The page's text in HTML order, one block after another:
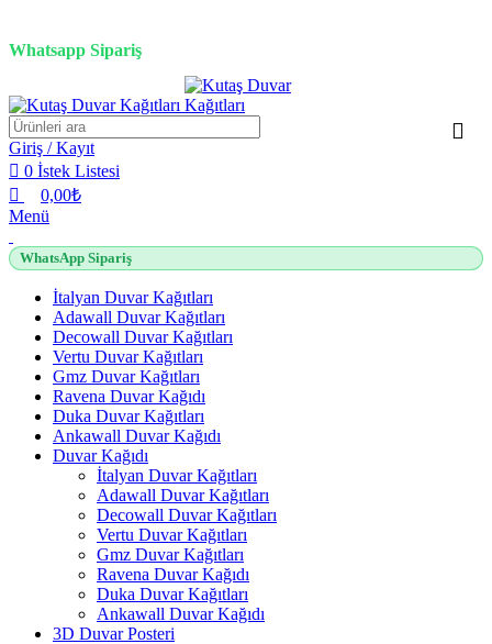
Whatsapp Sipariş
Giriş / Kayıt
0 İstek Listesi
0,00₺
Menü
WhatsApp Sipariş
İtalyan Duvar Kağıtları
Adawall Duvar Kağıtları
Decowall Duvar Kağıtları
Vertu Duvar Kağıtları
Gmz Duvar Kağıtları
Ravena Duvar Kağıdı
Duka Duvar Kağıtları
Ankawall Duvar Kağıdı
Duvar Kağıdı
İtalyan Duvar Kağıtları
Adawall Duvar Kağıtları
Decowall Duvar Kağıtları
Vertu Duvar Kağıtları
Gmz Duvar Kağıtları
Ravena Duvar Kağıdı
Duka Duvar Kağıtları
Ankawall Duvar Kağıdı
3D Duvar Posteri